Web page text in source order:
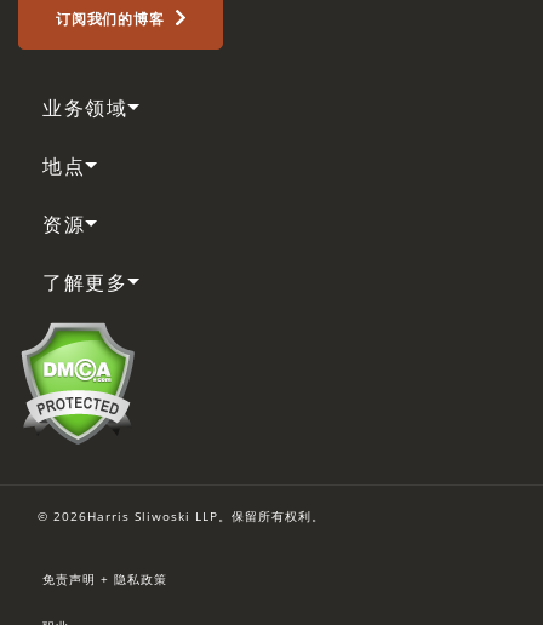
订阅我们的博客
业务领域
地点
资源
了解更多
© 2026Harris Sliwoski LLP。保留所有权利。
免责声明 + 隐私政策